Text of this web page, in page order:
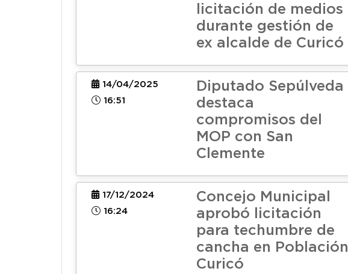
licitación de medios
durante gestión de
ex alcalde de Curicó
14/04/2025
16:51
Diputado Sepúlveda
destaca
compromisos del
MOP con San
Clemente
17/12/2024
16:24
Concejo Municipal
aprobó licitación
para techumbre de
cancha en Población
Curicó